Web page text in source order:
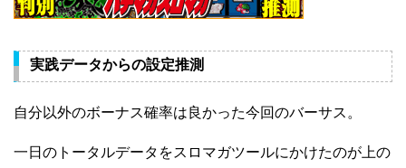
実践データからの設定推測
自分以外のボーナス確率は良かった今回のバーサス。
一日のトータルデータをスロマガツールにかけたのが上の